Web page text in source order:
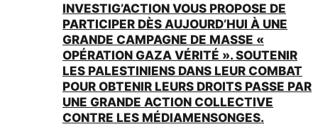
INVESTIG’ACTION VOUS PROPOSE DE
PARTICIPER DÈS AUJOURD’HUI À UNE
GRANDE CAMPAGNE DE MASSE «
OPÉRATION GAZA VÉRITÉ ». SOUTENIR
LES PALESTINIENS DANS LEUR COMBAT
POUR OBTENIR LEURS DROITS PASSE PAR
UNE GRANDE ACTION COLLECTIVE
CONTRE LES MÉDIAMENSONGES.